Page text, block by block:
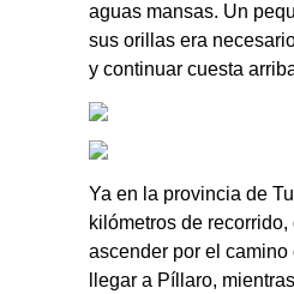
aguas mansas. Un
sus orillas era
y continuar cuesta
Ya en la provincia de
kilómetros de
ascender por el camino
llegar a Píllaro,